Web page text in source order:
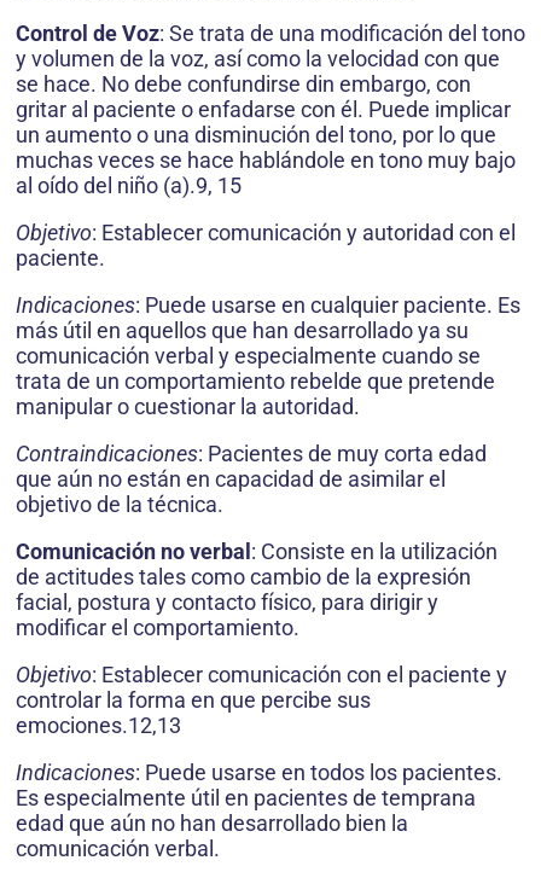
Control de Voz: Se trata de una modificación del tono
y volumen de la voz, así como la velocidad con que
se hace. No debe confundirse din embargo, con
gritar al paciente o enfadarse con él. Puede implicar
un aumento o una disminución del tono, por lo que
muchas veces se hace hablándole en tono muy bajo
al oído del niño (a).9, 15
Objetivo: Establecer comunicación y autoridad con el
paciente.
Indicaciones: Puede usarse en cualquier paciente. Es
más útil en aquellos que han desarrollado ya su
comunicación verbal y especialmente cuando se
trata de un comportamiento rebelde que pretende
manipular o cuestionar la autoridad.
Contraindicaciones: Pacientes de muy corta edad
que aún no están en capacidad de asimilar el
objetivo de la técnica.
Comunicación no verbal : Consiste en la utilización
de actitudes tales como cambio de la expresión
facial, postura y contacto físico, para dirigir y
modificar el comportamiento.
Objetivo: Establecer comunicación con el paciente y
controlar la forma en que percibe sus
emociones.12,13
Indicaciones: Puede usarse en todos los pacientes.
Es especialmente útil en pacientes de temprana
edad que aún no han desarrollado bien la
comunicación verbal.